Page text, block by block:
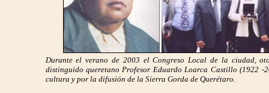
Durante el verano de 2003 el Congreso Local de la ciudad,
distinguido queretano Profesor Eduardo Loarca Castillo (1922
cultura y por la difusión de la Sierra Gorda de Querétaro.